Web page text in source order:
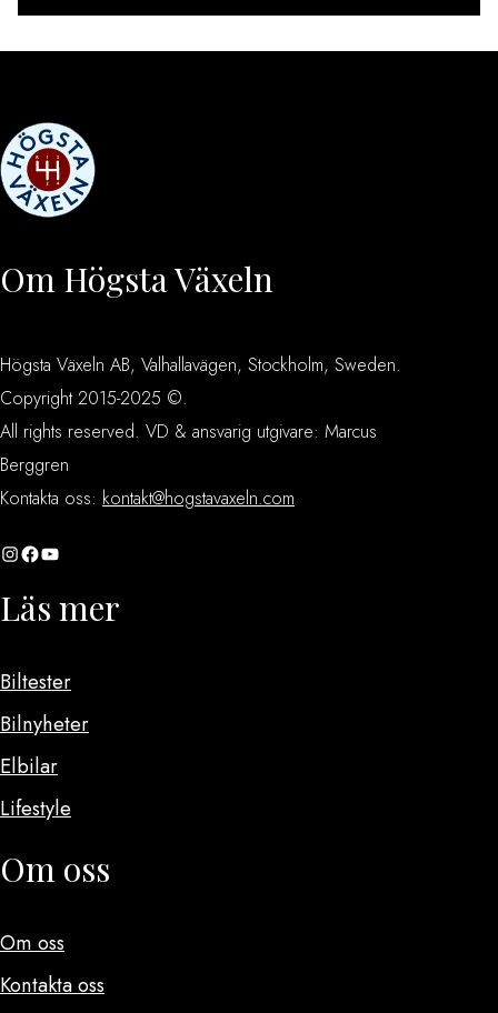
Om Högsta Växeln
Högsta Växeln AB, Valhallavägen, Stockholm, Sweden.
Copyright 2015-2025 ©.
All rights reserved. VD & ansvarig utgivare: Marcus
Berggren
Kontakta oss: kontakt@hogstavaxeln.com
InstagramFacebook YouTube
Läs mer
Biltester
Bilnyheter
Elbilar
Lifestyle
Om oss
Om oss
Kontakta oss